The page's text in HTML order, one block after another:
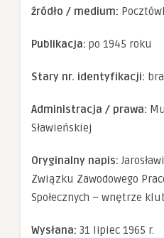
źródło / medium:
Publikacja: po 1945 roku
Stary nr. identyfikacji:
Administracja / prawa:
Sławieńskiej
Oryginalny napis:
Związku Zawodowego
Społecznych – wnętrze
Wysłana: 31 lipiec 1965 r.
najlepiej
podczas twojego
Jeśli odrzucisz te
znikną ze strony
swoje
zainteresowania i
zachowania
podczas
szansę na